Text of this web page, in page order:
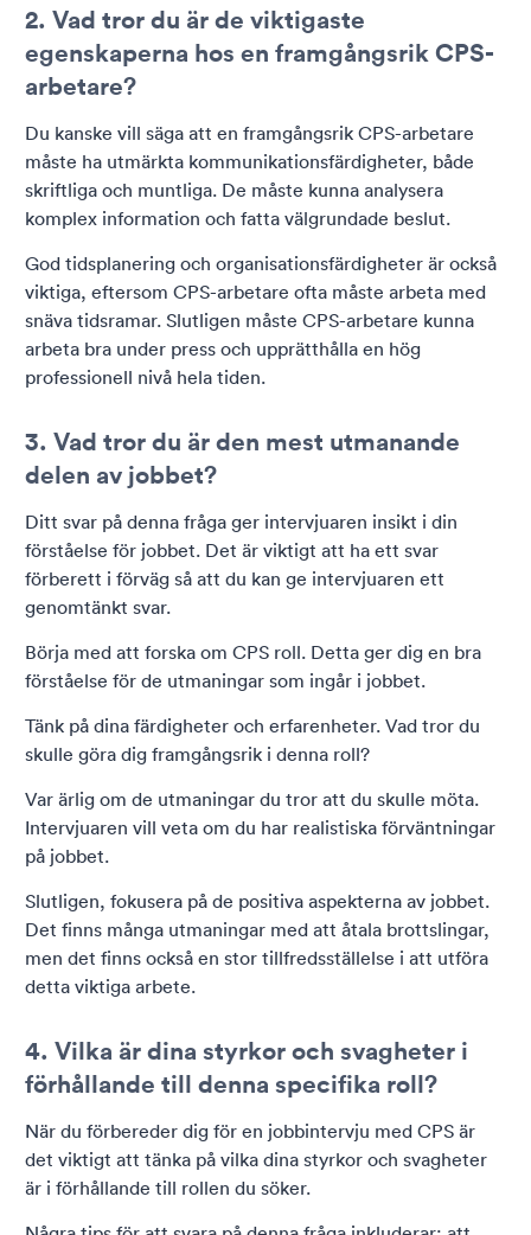
2. Vad tror du är de viktigaste
egenskaperna hos en framgångsrik CPS-
arbetare?
Du kanske vill säga att en framgångsrik CPS-arbetare
måste ha utmärkta kommunikationsfärdigheter, både
skriftliga och muntliga. De måste kunna analysera
komplex information och fatta välgrundade beslut.
God tidsplanering och organisationsfärdigheter är också
viktiga, eftersom CPS-arbetare ofta måste arbeta med
snäva tidsramar. Slutligen måste CPS-arbetare kunna
arbeta bra under press och upprätthålla en hög
professionell nivå hela tiden.
3. Vad tror du är den mest utmanande
delen av jobbet?
Ditt svar på denna fråga ger intervjuaren insikt i din
förståelse för jobbet. Det är viktigt att ha ett svar
förberett i förväg så att du kan ge intervjuaren ett
genomtänkt svar.
Börja med att forska om CPS roll. Detta ger dig en bra
förståelse för de utmaningar som ingår i jobbet.
Tänk på dina färdigheter och erfarenheter. Vad tror du
skulle göra dig framgångsrik i denna roll?
Var ärlig om de utmaningar du tror att du skulle möta.
Intervjuaren vill veta om du har realistiska förväntningar
på jobbet.
Slutligen, fokusera på de positiva aspekterna av jobbet.
Det finns många utmaningar med att åtala brottslingar,
men det finns också en stor tillfredsställelse i att utföra
detta viktiga arbete.
4. Vilka är dina styrkor och svagheter i
förhållande till denna specifika roll?
När du förbereder dig för en jobbintervju med CPS är
det viktigt att tänka på vilka dina styrkor och svagheter
är i förhållande till rollen du söker.